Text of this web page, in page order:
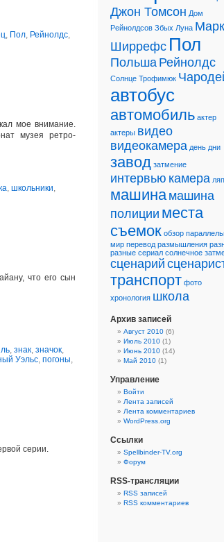
, Пол, Рейнолдс,
мое внимание.
музея ретро-
, школьники,
что его сын
, знак, значок,
Уэльс, погоны,
серии.
Джон Томсон Дом
Рейнолдсов Збых Луна Марк
Ширрефс Пол
Польша Рейнолдс
Солнце Трофимюк
автобус
автомобиль актер
актеры видео
видеокамера день дни
завод затмение
интервью камера ляп
машина машина
полиции места
съемок обзор
мир перевод размышления
разные сериал солнечное
сценарий
транспорт фото
хронология школа
Архив записей
Август 2010 (6)
Июль 2010 (1)
Июнь 2010 (14)
Май 2010 (1)
Управление
Войти
Лента записей
Лента комментариев
WordPress.org
Ссылки
Spellbinder-TV.org
Форум
RSS-трансляции
RSS записей
RSS комментариев